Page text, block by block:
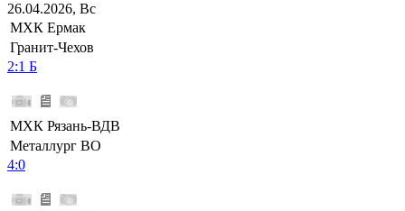
26.04.2026, Вс
МХК Ермак
Гранит-Чехов
2:1 Б
МХК Рязань-ВДВ
Металлург ВО
4:0